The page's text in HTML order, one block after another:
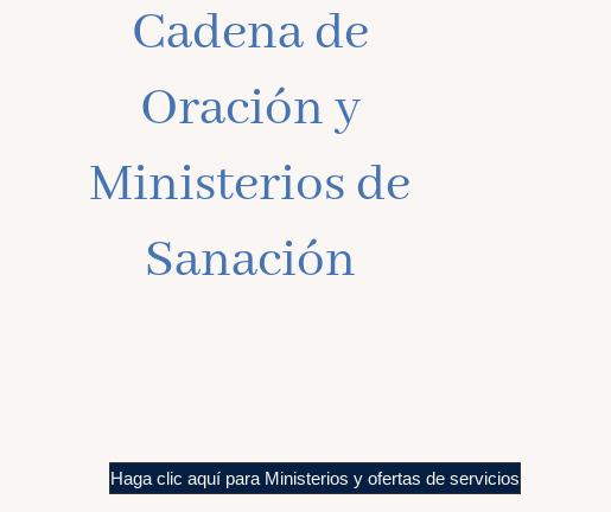
Cadena de
Oración y
Ministerios de
Sanación
Haga clic aquí para Ministerios y ofertas de servicios